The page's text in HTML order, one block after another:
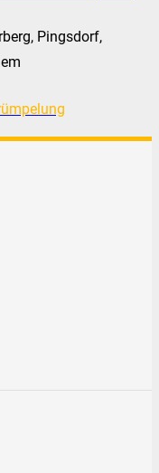
Pingsdorf,